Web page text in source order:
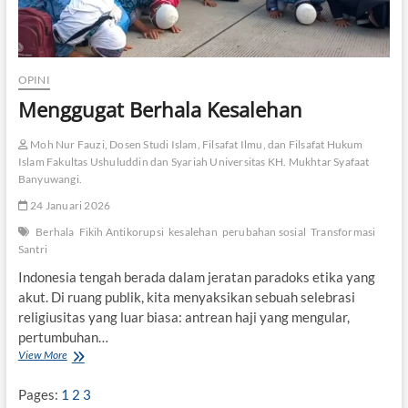
OPINI
Menggugat Berhala Kesalehan
Moh Nur Fauzi, Dosen Studi Islam, Filsafat Ilmu, dan Filsafat Hukum
Islam Fakultas Ushuluddin dan Syariah Universitas KH. Mukhtar Syafaat
Banyuwangi.
24 Januari 2026
Berhala Fikih Antikorupsi kesalehan perubahan sosial Transformasi
Santri
Indonesia tengah berada dalam jeratan paradoks etika yang
akut. Di ruang publik, kita menyaksikan sebuah selebrasi
religiusitas yang luar biasa: antrean haji yang mengular,
pertumbuhan…
View MoreM
g
Pages: 1 2 3